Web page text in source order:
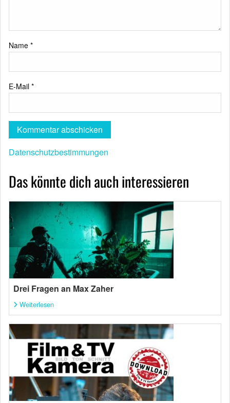
Name *
E-Mail *
Datenschutzbestimmungen
Das könnte dich auch interessieren
Drei Fragen an Max Zaher
Weiterlesen